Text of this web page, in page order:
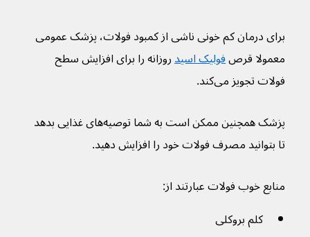
برای درمان کم خونی ناشی از کمبود فولات، پزشک عمومی
معمولا قرص فولیک اسید روزانه را برای افزایش سطح
فولات تجویز می‌کند.
پزشک همچنین ممکن است به شما توصیه‌های غذایی بدهد
تا بتوانید مصرف فولات خود را افزایش دهید.
منابع خوب فولات عبارتند از:
کلم بروکلی